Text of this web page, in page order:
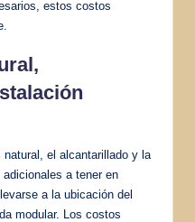
estos costos
natural, el alcantarillado y la
a tener en
a la ubicación del
modular. Los costos